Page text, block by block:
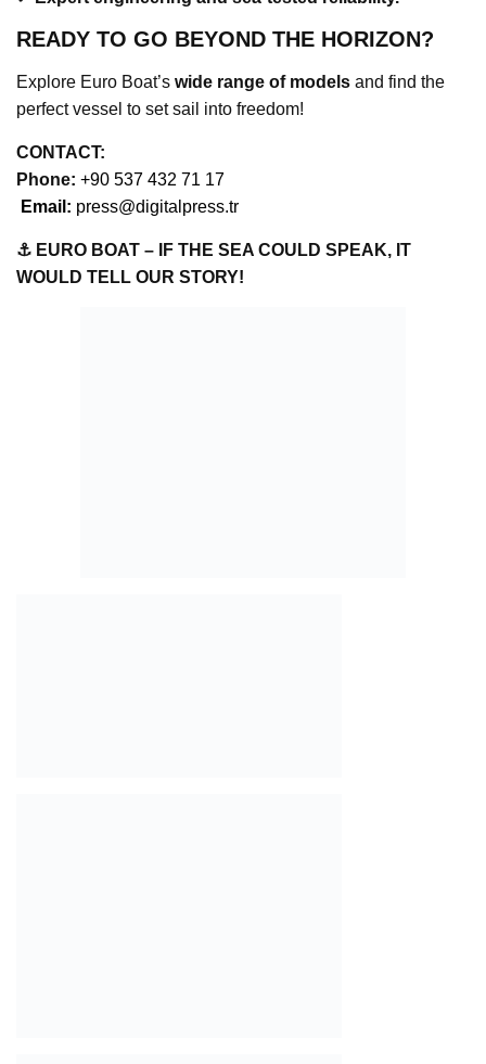
READY TO GO BEYOND THE HORIZON?
Explore Euro Boat’s wide range of models and find the
perfect vessel to set sail into freedom!
CONTACT:
Phone: +90 537 432 71 17
Email: press@digitalpress.tr
⚓ EURO BOAT – IF THE SEA COULD SPEAK, IT
WOULD TELL OUR STORY!